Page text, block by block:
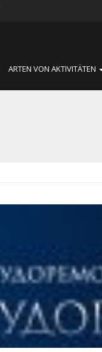
ARTEN VON AKTIVITÄTEN